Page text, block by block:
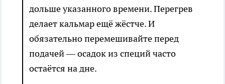
дольше указанного времени. Перегрев
делает кальмар ещё жёстче. И
обязательно перемешивайте перед
подачей — осадок из специй часто
остаётся на дне.